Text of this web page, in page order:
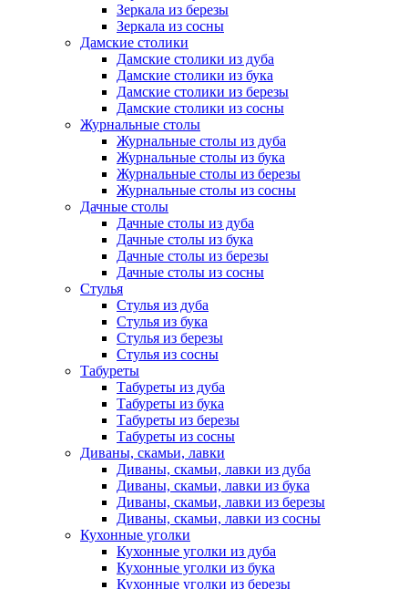
Зеркала из березы
Зеркала из сосны
Дамские столики
Дамские столики из дуба
Дамские столики из бука
Дамские столики из березы
Дамские столики из сосны
Журнальные столы
Журнальные столы из дуба
Журнальные столы из бука
Журнальные столы из березы
Журнальные столы из сосны
Дачные столы
Дачные столы из дуба
Дачные столы из бука
Дачные столы из березы
Дачные столы из сосны
Стулья
Стулья из дуба
Стулья из бука
Стулья из березы
Стулья из сосны
Табуреты
Табуреты из дуба
Табуреты из бука
Табуреты из березы
Табуреты из сосны
Диваны, скамьи, лавки
Диваны, скамьи, лавки из дуба
Диваны, скамьи, лавки из бука
Диваны, скамьи, лавки из березы
Диваны, скамьи, лавки из сосны
Кухонные уголки
Кухонные уголки из дуба
Кухонные уголки из бука
Кухонные уголки из березы